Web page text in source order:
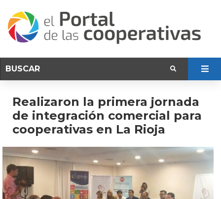
Realizaron la primera jornada
de integración comercial para
cooperativas en La Rioja